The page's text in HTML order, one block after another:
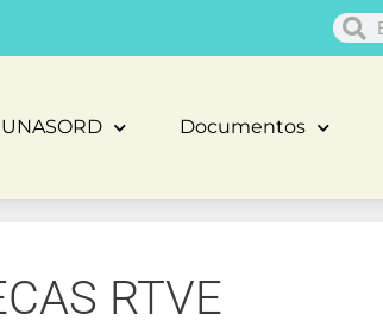
UNASORD Documentos
RTVE